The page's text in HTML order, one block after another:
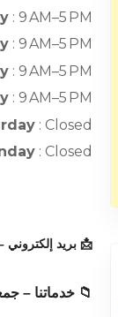
: 9 AM–5 PM
: 9 AM–5 PM
: 9 AM–5 PM
: 9 AM–5 PM
: Closed
: Closed
📩 بريد إلكتروني
📁 خدماتنا –